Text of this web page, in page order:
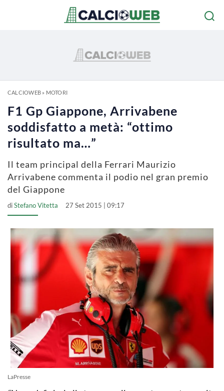
CALCIOWEB» MOTORI
F1 Gp Giappone, Arrivabene
soddisfatto a metà: “ottimo
risultato ma…”
Il team principal della Ferrari Maurizio
Arrivabene commenta il podio nel gran premio
del Giappone
diStefano Vitetta 27 Set 2015 | 09:17
LaPresse